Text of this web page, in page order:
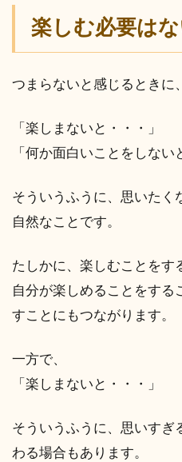
楽しむ必要は
つまらないと感じるときに、
「楽しまないと・・・」
「何か面白いことをしない
そういうふうに、思いたく
自然なことです。
たしかに、楽しむことをす
自分が楽しめることをする
すことにもつながります。
一方で、
「楽しまないと・・・」
そういうふうに、思いすぎ
わる場合もあります。